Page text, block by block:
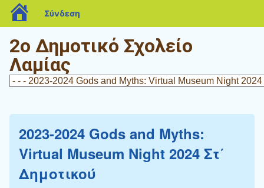
2ο Δημοτικό Σχολείο
Λαμίας
2023-2024 Gods and Myths:
Virtual Museum Night 2024 Στ΄
Δημοτικού
blogs.sch.gr
Σύνδεση